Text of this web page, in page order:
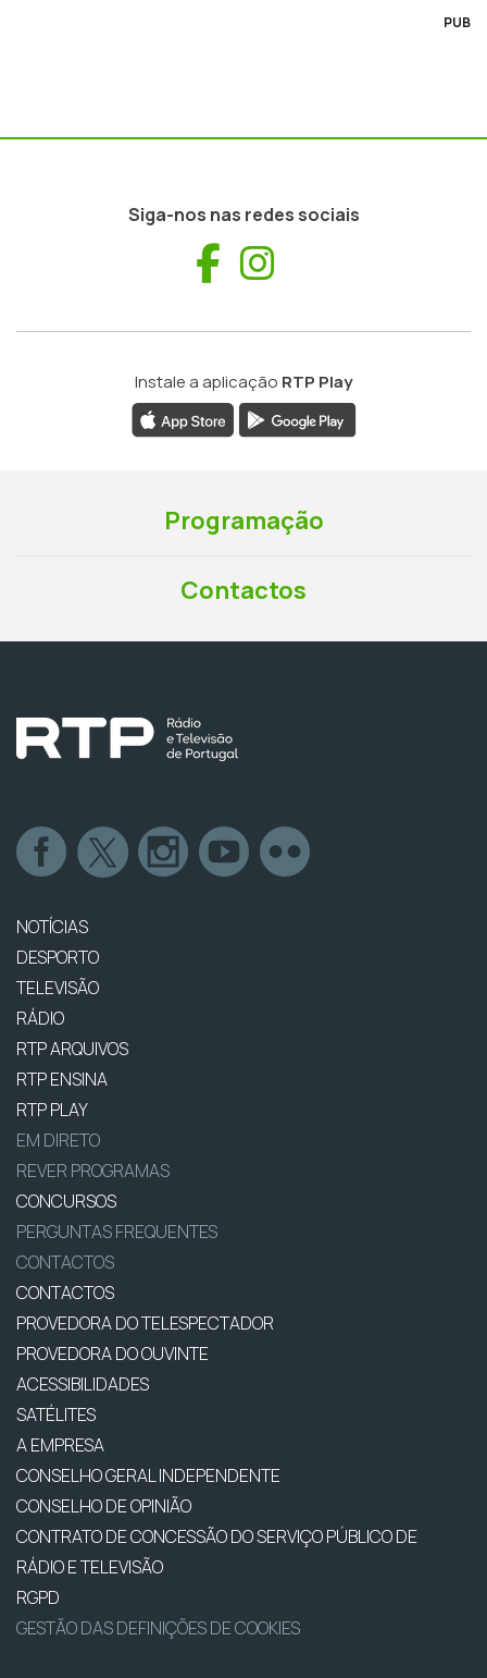
PUB
Siga-nos nas redes sociais
Facebook
Instale a aplicação RTP Play
Programação
Contactos
NOTÍCIAS
DESPORTO
TELEVISÃO
RÁDIO
RTP ARQUIVOS
RTP ENSINA
RTP PLAY
EM DIRETO
REVER PROGRAMAS
CONCURSOS
PERGUNTAS FREQUENTES
CONTACTOS
CONTACTOS
PROVEDORA DO TELESPECTADOR
PROVEDORA DO OUVINTE
ACESSIBILIDADES
SATÉLITES
A EMPRESA
CONSELHO GERAL INDEPENDENTE
CONSELHO DE OPINIÃO
CONTRATO DE CONCESSÃO DO SERVIÇO PÚBLICO DE
RÁDIO E TELEVISÃO
RGPD
GESTÃO DAS DEFINIÇÕES DE COOKIES